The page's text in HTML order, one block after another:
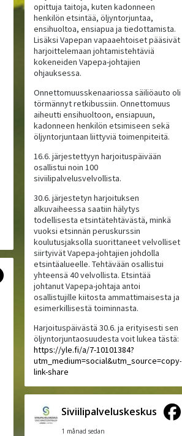
opittuja taitoja, kuten kadonneen
henkilön etsintää, öljyntorjuntaa,
ensihuoltoa, ensiapua ja tiedottamista.
Lisäksi Vapepan vapaaehtoiset pääsivät
harjoittelemaan johtamistehtäviä
kokeneiden Vapepa-johtajien
ohjauksessa.
Onnettomuusskenaariossa säiliöauto oli
törmännyt retkibussiin. Onnettomuus
aiheutti ensihuoltoon, ensiapuun,
kadonneen henkilön etsimiseen sekä
öljyntorjuntaan liittyviä toimenpiteitä.
16.6. järjestettyyn harjoituspäivään
osallistui noin 100
siviilipalvelusvelvollista.
30.6. järjestetyn harjoituksen
alkuvaiheessa saatiin hälytys
todellisesta etsintätehtävästä, minkä
vuoksi etsinnän peruskurssin
koulutusjaksolla suorittaneet velvolliset
siirtyivät Vapepa-johtajien johdolla
etsintäalueelle. Tehtävään osallistui
yhteensä 40 velvollista. Etsintää
johtanut Vapepa-johtaja antoi
osallistujille kiitosta ammattimaisesta ja
esimerkillisestä toiminnasta.
Harjoituspäivästä 30.6. ja erityisesti sen
öljyntorjuntaosuudesta voit lukea tästä:
https://yle.fi/a/7-10101384?
utm_medium=social&utm_source=copy-
link-share
Siviilipalveluskeskus
1 månad sedan